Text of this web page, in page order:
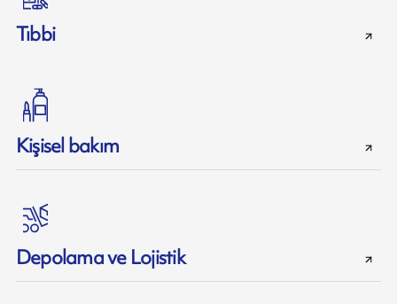
Tıbbi
Kişisel bakım
Depolama ve Lojistik